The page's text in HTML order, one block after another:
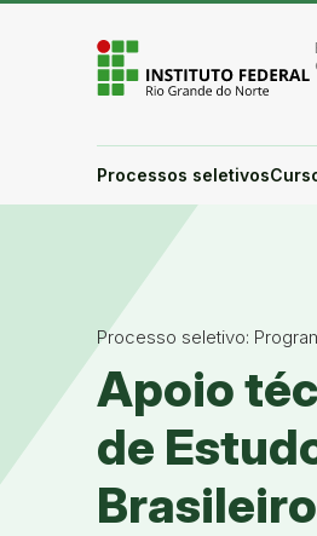
Ir para a página inicial
Ir para a busca
Ir para o menu principal
Ir para o conteúdo
Alto contraste
Login da Área Administrativa
Processos seletivos
Processo seletivo:
Apoio
de